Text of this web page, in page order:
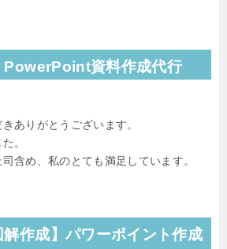
PowerPoint資料作成代行
ありがとうございます。
。
含め、私のとても満足しています。
作成】パワーポイント作成